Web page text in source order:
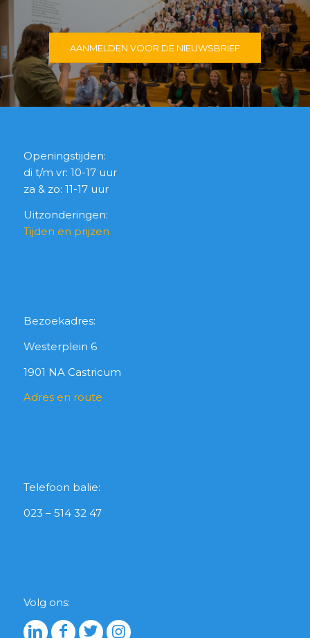
AANMELDEN VOOR DE NIEUWSBRIEF
Openingstijden:
di t/m vr: 10-17 uur
za & zo: 11-17 uur
Uitzonderingen:
Tijden en prijzen
Bezoekadres:
Westerplein 6
1901 NA Castricum
Adres en route
Telefoon balie:
023 – 514 32 47
Volg ons: